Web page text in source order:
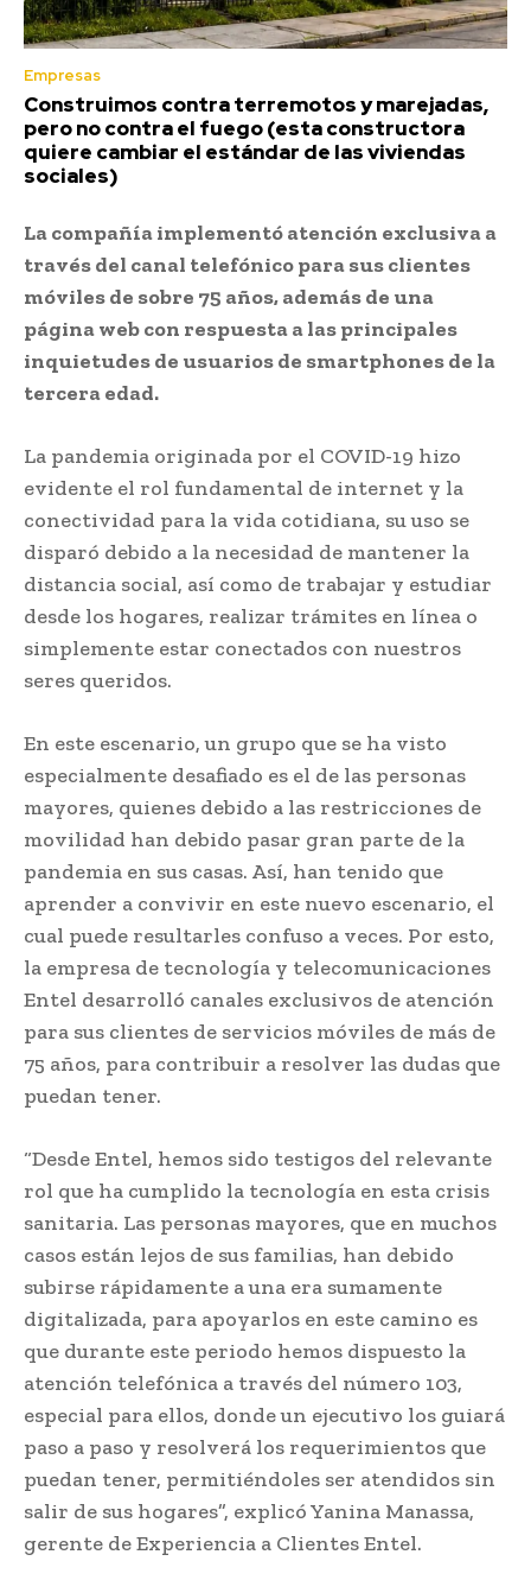
Empresas
Construimos contra terremotos y marejadas,
pero no contra el fuego (esta constructora
quiere cambiar el estándar de las viviendas
sociales)
La compañía implementó atención exclusiva a
través del canal telefónico para sus clientes
móviles de sobre 75 años, además de una
página web con respuesta a las principales
inquietudes de usuarios de smartphones de la
tercera edad.
La pandemia originada por el COVID-19 hizo
evidente el rol fundamental de internet y la
conectividad para la vida cotidiana, su uso se
disparó debido a la necesidad de mantener la
distancia social, así como de trabajar y estudiar
desde los hogares, realizar trámites en línea o
simplemente estar conectados con nuestros
seres queridos.
En este escenario, un grupo que se ha visto
especialmente desafiado es el de las personas
mayores, quienes debido a las restricciones de
movilidad han debido pasar gran parte de la
pandemia en sus casas. Así, han tenido que
aprender a convivir en este nuevo escenario, el
cual puede resultarles confuso a veces. Por esto,
la empresa de tecnología y telecomunicaciones
Entel desarrolló canales exclusivos de atención
para sus clientes de servicios móviles de más de
75 años, para contribuir a resolver las dudas que
puedan tener.
“Desde Entel, hemos sido testigos del relevante
rol que ha cumplido la tecnología en esta crisis
sanitaria. Las personas mayores, que en muchos
casos están lejos de sus familias, han debido
subirse rápidamente a una era sumamente
digitalizada, para apoyarlos en este camino es
que durante este periodo hemos dispuesto la
atención telefónica a través del número 103,
especial para ellos, donde un ejecutivo los guiará
paso a paso y resolverá los requerimientos que
puedan tener, permitiéndoles ser atendidos sin
salir de sus hogares”, explicó Yanina Manassa,
gerente de Experiencia a Clientes Entel.